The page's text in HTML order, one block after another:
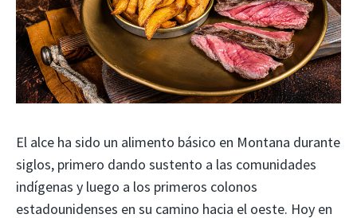
El alce ha sido un alimento básico en Montana durante
siglos, primero dando sustento a las comunidades
indígenas y luego a los primeros colonos
estadounidenses en su camino hacia el oeste. Hoy en